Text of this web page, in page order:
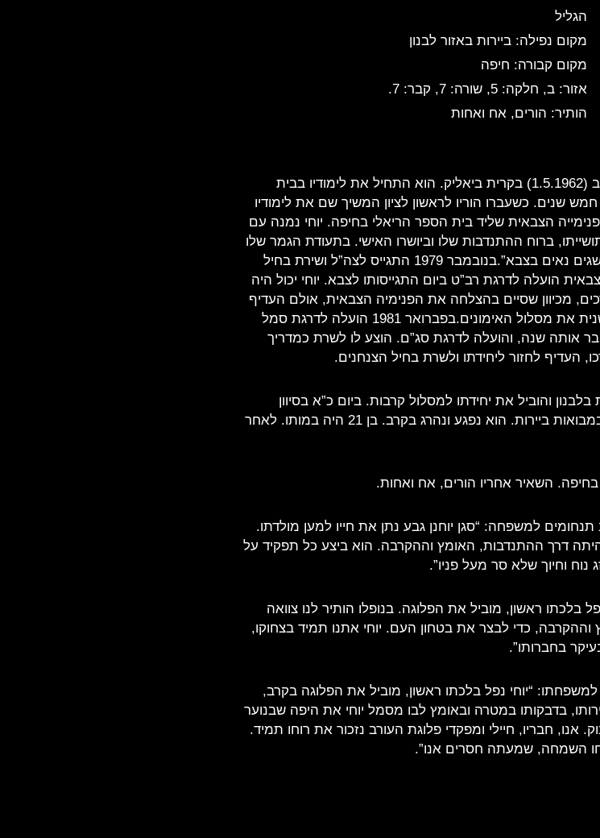
הגליל
מקום נפילה: ביירותבאזור לבנון
מקום קבורה: חיפה
אזור: ב, חלקה: 5, שורה: 7, קבר: 7.
הותיר: הורים, אח ואחות
בן מרים ופאול, נולד ביום כ”ז בניסן תשכ”ב (1.5.1962) בקרית ביאליק. הוא התחיל את לימודיו בבית
חמש שנים. כשעברו הוריו לראשון לציון המשיך שם את לימודיו
הצבאית שליד בית הספר הריאלי בחיפה. יוחי נמנה עם
ברוח ההתנדבות שלו וביושרו האישי. בתעודת הגמר שלו
ציינו מוריו: “אם תמשיך בדרך זו תגיע להישגים נאים בצבא”.בנובמבר 1979 התגייס לצה”ל ושירת בחיל
הועלה לדרגת רב”ט ביום התגייסותו לצבא. יוחי יכול היה
מכיוון שסיים בהצלחה את הפנימיה הצבאית, אולם העדיף
להסיר משרוולו את סימני דרגתו ולעבור שנית את מסלול האימונים.בפברואר 1981 הועלה לדרגת סמל
אותה שנה, והועלה לדרגת סג”ם. הוצע לו לשרת כמדריך
העדיף לחזור ליחידתו ולשרת בחיל הצנחנים.
והוביל את יחידתו למסלול קרבות. ביום כ”א בסיוון
תשמ”ב (12.6.1982) לחם בראש יחידתו במבואות ביירות. הוא נפגע ונהרג בקרב. בן 21 היה במותו. לאחר
השאיר אחריו הורים, אח ואחות.
למשפחה: “סגן יוחנן גבע נתן את חייו למען מולדתו.
היתה דרך ההתנדבות, האומץ וההקרבה. הוא ביצע כל תפקיד על
וחיוך שלא סר מעל פניו”.
בלכתו ראשון, מוביל את הפלוגה. בנופלו הותיר לנו צוואה
כדי לבצר את בטחון העם. יוחי אתנו תמיד בצחוקו,
בחברותו”.
“יוחי נפל בלכתו ראשון, מוביל את הפלוגה בקרב,
בדבקותו במטרה ובאומץ לבו מסמל יוחי את היפה שבנוער
אנו, חבריו, חיילי ומפקדי פלוגת העורב נזכור את רוחו תמיד.
השמחה, שמעתה חסרים אנו”.